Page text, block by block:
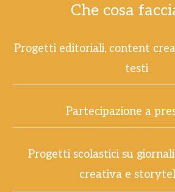
Che cosa
Progetti editoriali, content
testi
Partecipazione a
Progetti scolastici su
creativa e